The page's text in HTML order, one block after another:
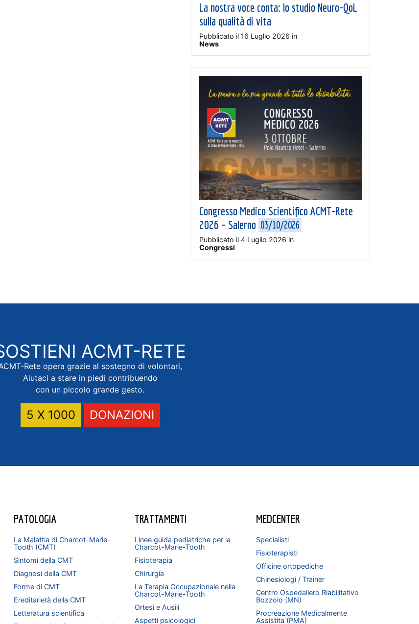
La nostra voce conta: lo studio Neuro-QoL
sulla qualità di vita
Pubblicato il 16 Luglio 2026 in
News
Congresso Medico Scientifico ACMT-Rete
2026 – Salerno 03/10/2026
Pubblicato il 4 Luglio 2026 in
Congressi
ACMT-RETE
Rete opera grazie al sostegno di volontari,
Aiutaci a stare in piedi contribuendo
con un piccolo grande gesto.
5 X 1000 DONAZIONI
PATOLOGIA
La Malattia di Charcot-Marie-
Tooth (CMT)
Sintomi della CMT
Diagnosi della CMT
Forme di CMT
Ereditarietà della CMT
Letteratura scientifica
TRATTAMENTI
Linee guida pediatriche per la
Charcot-Marie-Tooth
Fisioterapia
Chirurgia
La Terapia Occupazionale nella
Charcot-Marie-Tooth
Ortesi e Ausili
Aspetti psicologici
MEDCENTER
Specialisti
Fisioterapisti
Officine ortopediche
Chinesiologi / Trainer
Centro Ospedaliero Riabilitativo
Bozzolo (MN)
Procreazione Medicalmente
Assistita (PMA)